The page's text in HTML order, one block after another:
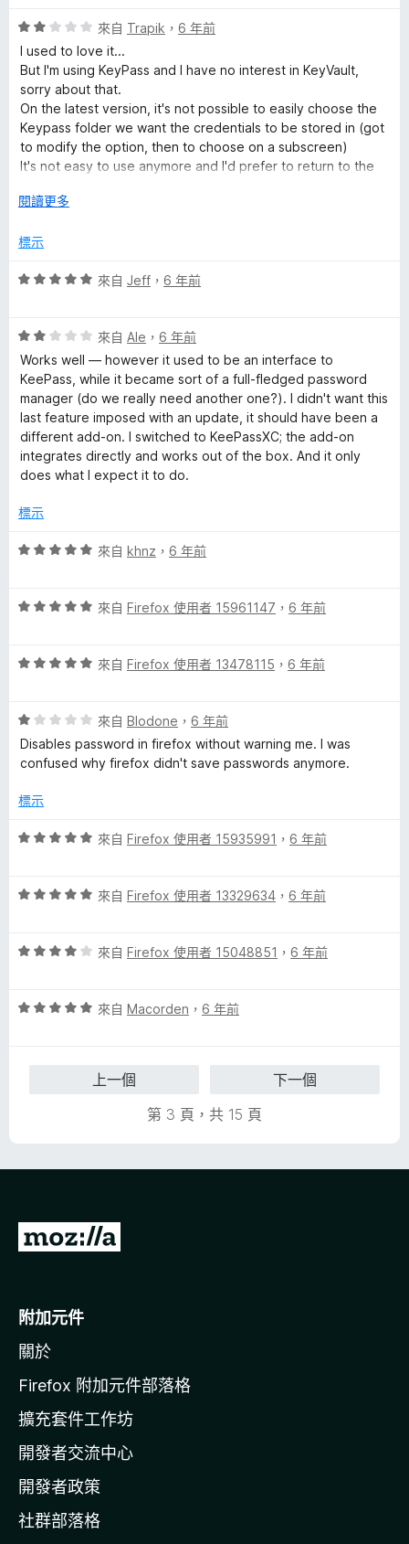
分
評
價
2
分
，
滿
分
5
來自 Trapik ， 6 年前
I used to love it...
But I'm using KeyPass and I have no interest in KeyVault,
sorry about that.
On the latest version, it's not possible to easily choose the
Keypass folder we want the credentials to be stored in (got
to modify the option, then to choose on a subscreen)
It's not easy to use anymore and I'd prefer to return to the
not on a smartphone).
switch the keypass XC I guess... Too bad :(
Thank you for your great work anyway ;)
展
後
閱讀更多
標示
評
分
，
滿
分
5
分
來自 Jeff ， 6 年前
評
價
2
分
，
滿
分
5
來自 Ale ， 6 年前
Works well — however it used to be an interface to
KeePass, while it became sort of a full-fledged password
manager (do we really need another one?). I didn't want this
last feature imposed with an update, it should have been a
different add-on. I switched to KeePassXC; the add-on
integrates directly and works out of the box. And it only
does what I expect it to do.
標示
評
分
分
來自 khnz ， 6 年前
評
分
分
5
分
來自 Firefox 使用者 15961147 ， 6 年前
評
分
，
滿
5
來自 Firefox 使用者 13478115 ， 6 年前
評
價
1
，
分
來自 Blodone ， 6 年前
Disables password in firefox without warning me. I was
confused why firefox didn't save passwords anymore.
標示
評
分
分
來自 Firefox 使用者 15935991 ， 6 年前
評
分
分
來自 Firefox 使用者 13329634 ， 6 年前
評
分
來自 Firefox 使用者 15048851 ， 6 年前
評
來自 Macorden ， 6 年前
上一個
下一個
第 3 頁，共 15 頁
前
o
i
l
a
官
網
附加元件
關於
Firefox 附加元件部落格
擴充套件工作坊
開發者交流中心
開發者政策
社群部落格